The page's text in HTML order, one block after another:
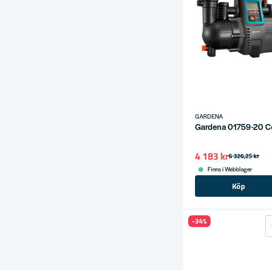
GARDENA
Gardena 01759-20
6 326,25 kr
4 183 kr
Finns i Webblager
Köp
-34%